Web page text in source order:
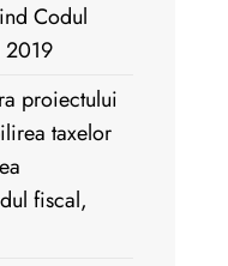
Codul
proiectului
taxelor
fiscal,